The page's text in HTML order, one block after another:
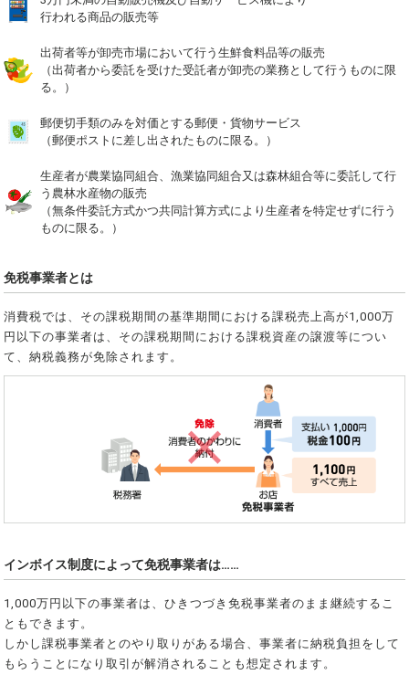
行われる商品の販売等
出荷者等が卸売市場において行う生鮮食料品等の販売
（出荷者から委託を受けた受託者が卸売の業務として行うものに限
る。）
郵便切手類のみを対価とする郵便・貨物サービス
（郵便ポストに差し出されたものに限る。）
生産者が農業協同組合、漁業協同組合又は森林組合等に委託して行
う農林水産物の販売
（無条件委託方式かつ共同計算方式により生産者を特定せずに行う
ものに限る。）
免税事業者とは
消費税では、その課税期間の基準期間における課税売上高が1,000万
円以下の事業者は、その課税期間における課税資産の譲渡等につい
て、納税義務が免除されます。
インボイス制度によって免税事業者は……
1,000万円以下の事業者は、ひきつづき免税事業者のまま継続するこ
ともできます。
しかし課税事業者とのやり取りがある場合、事業者に納税負担をして
もらうことになり取引が解消されることも想定されます。